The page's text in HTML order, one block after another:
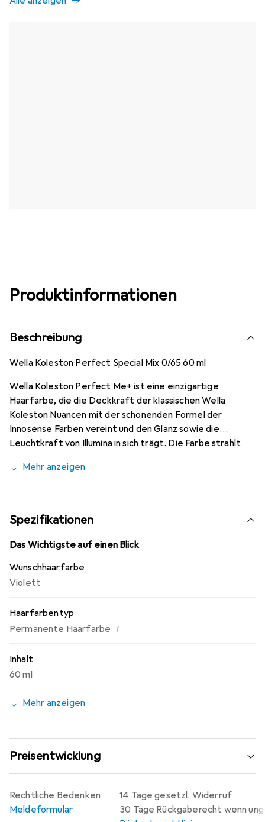
Produktinformationen
Beschreibung
Wella Koleston Perfect Special Mix 0/65 60 ml
Wella Koleston Perfect Me+ ist eine einzigartige
Haarfarbe, die die Deckkraft der klassischen Wella
Koleston Nuancen mit der schonenden Formel der
Innosense Farben vereint und den Glanz sowie die
Leuchtkraft von Illumina in sich trägt. Die Farbe strahlt
plakativ ist.
Mehr anzeigen
Spezifikationen
Das Wichtigste auf einen Blick
Wunschhaarfarbe
Violett
Haarfarbentyp
Permanente Haarfarbe i
Inhalt
60 ml
Mehr anzeigen
Preisentwicklung
14 Tage gesetzl. Widerruf
30 Tage Rückgaberecht wenn
Rechtliche Bedenken
Meldeformular